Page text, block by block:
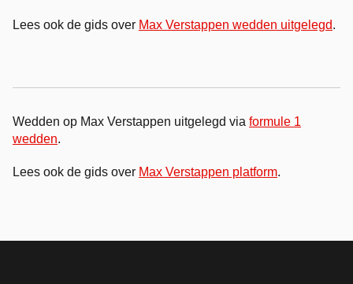
Lees ook de gids over Max Verstappen wedden uitgelegd.
Wedden op Max Verstappen uitgelegd via formule 1
wedden.
Lees ook de gids over Max Verstappen platform.